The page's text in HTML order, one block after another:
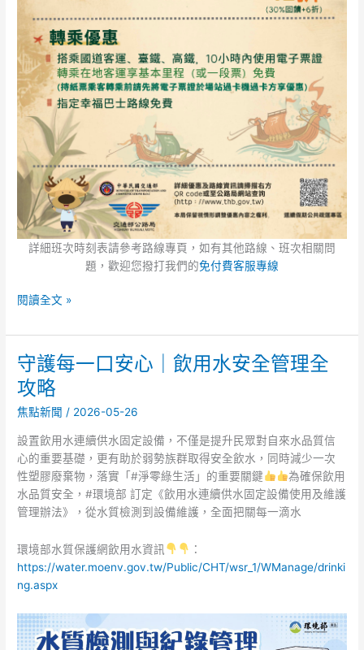
詳細班次時刻表請參考路線專頁，如有其他路線、班次相關問
題，歡迎您撥打我們的免付費客服專線
閱讀全文 »
守護每一口安心｜飲用水安全管理全
攻略
焦點新聞 / 2026-05-26
設置飲用水連續供水固定設備，不僅是提升民眾對自來水品質信
心的重要基礎，更有助於弱勢族群取得安全飲水，同時減少一次
性塑膠廢棄物，落實「#淨零綠生活」的重要關鍵
為確保飲用
水品質安全，#環境部 訂定《飲用水連續供水固定設備使用及維護
管理辦法》，從水質檢測到設備維護，全面把關每一滴水
環境部水質保護網飲用水資訊
：
https://water.moenv.gov.tw/Public/CHT/wsr_1/WManage/drinki
ng.aspx
守
護
每
一
口
安
心
｜
飲
用
安
全
管
理
全
攻